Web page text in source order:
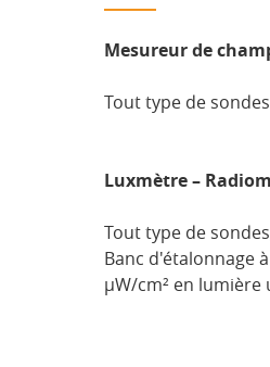
Mesureur de
Tout type de
Luxmètre –
Tout type de
Banc d'étalonnage
µW/cm² en